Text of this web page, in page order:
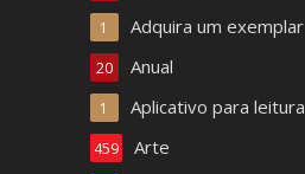
Adquira um exemplar
1
Anual
20
Aplicativo para leitura
1
Arte
459